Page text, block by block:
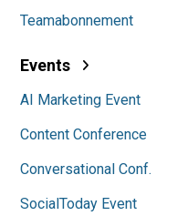
Teamabonnement
Events
AI Marketing Event
Content Conference
Conversational Conf.
SocialToday Event